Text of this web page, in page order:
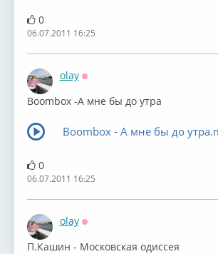
0
06.07.2011 16:25
olay
Boombox -А мне бы до утра
Boombox - А мне бы до
0
06.07.2011 16:25
olay
П.Кашин - Московская одиссея